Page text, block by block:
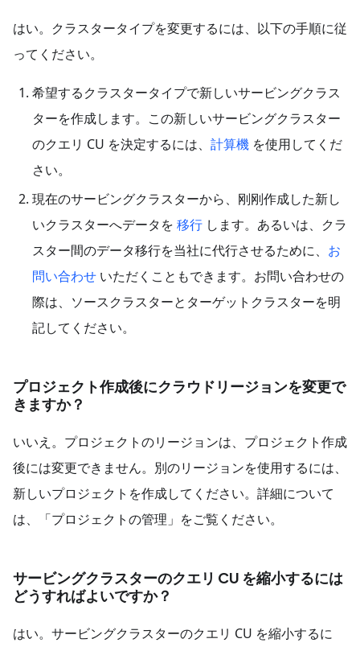
はい。クラスタータイプを変更するには、以下の手順に従
ってください。
希望するクラスタータイプで新しいサービングクラス
ターを作成します。この新しいサービングクラスター
のクエリ CU を決定するには、 計算機 を使用してくだ
さい。
現在のサービングクラスターから、刚刚作成した新し
いクラスターへデータを 移行 します。あるいは、クラ
スター間のデータ移行を当社に代行させるために、 お
問い合わせ いただくこともできます。お問い合わせの
際は、ソースクラスターとターゲットクラスターを明
記してください。
プロジェクト作成後にクラウドリージョンを変更で
きますか？
いいえ。プロジェクトのリージョンは、プロジェクト作成
後には変更できません。別のリージョンを使用するには、
新しいプロジェクトを作成してください。詳細について
は、「プロジェクトの管理」をご覧ください。
サービングクラスターのクエリ CU を縮小するには
どうすればよいですか？
はい。サービングクラスターのクエリ CU を縮小するに